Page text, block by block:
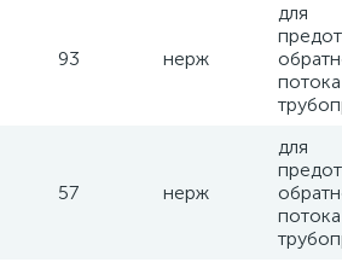
93 нерж
для
57 нерж
для